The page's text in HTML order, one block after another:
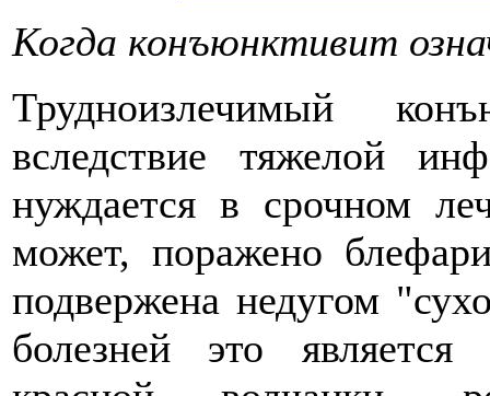
Когда конъюнктивит
Трудноизлечимый
вследствие тяжелой
нуждается в срочном
может, поражено
подвержена недугом
болезней это является